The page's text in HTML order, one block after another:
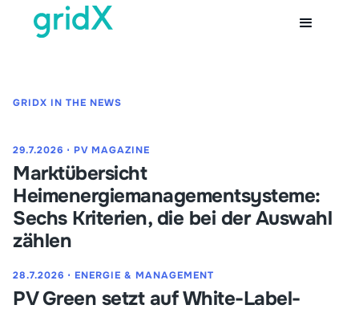
GRIDX IN THE NEWS
29.7.2026 ⋅ PV MAGAZINE
Marktübersicht
Heimenergiemanagementsysteme:
Sechs Kriterien, die bei der Auswahl
zählen
28.7.2026 ⋅ ENERGIE & MANAGEMENT
PV Green setzt auf White-Label-